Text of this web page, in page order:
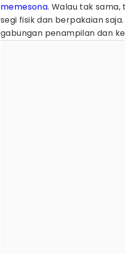
memesona. Walau tak
segi fisik dan berpakaian
gabungan penampilan dan